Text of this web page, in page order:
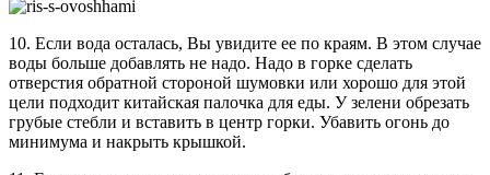
10. Если вода осталась, Вы увидите ее по краям. В этом случае
воды больше добавлять не надо. Надо в горке сделать
отверстия обратной стороной шумовки или хорошо для этой
цели подходит китайская палочка для еды. У зелени обрезать
грубые стебли и вставить в центр горки. Убавить огонь до
минимума и накрыть крышкой.